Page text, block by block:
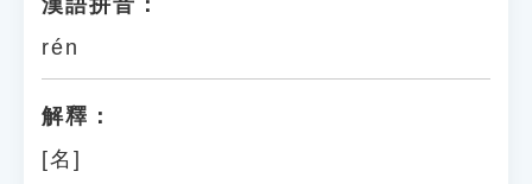
漢語拼音：
rén
解釋：
[名]